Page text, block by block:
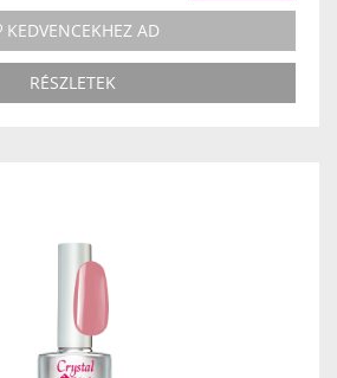
KEDVENCEKHEZ AD
RÉSZLETEK